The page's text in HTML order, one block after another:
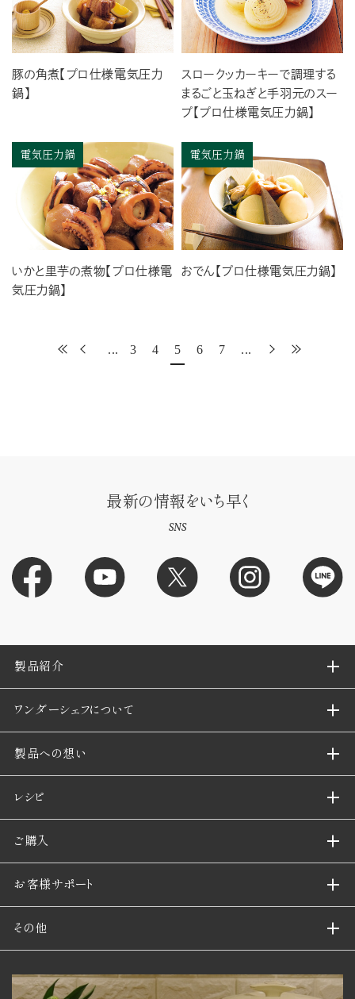
豚の角煮【プロ仕様電気圧力
鍋】
スロークッカーキーで調理する
まるごと玉ねぎと手羽元のスー
プ【プロ仕様電気圧力鍋】
電気圧力鍋
いかと里芋の煮物【プロ仕様電
気圧力鍋】
電気圧力鍋
おでん【プロ仕様電気圧力鍋】
... 3 4 5 6 7 ...
最新の情報をいち早く
SNS
製品紹介
ワンダーシェフについて
製品への想い
レシピ
ご購入
お客様サポート
その他